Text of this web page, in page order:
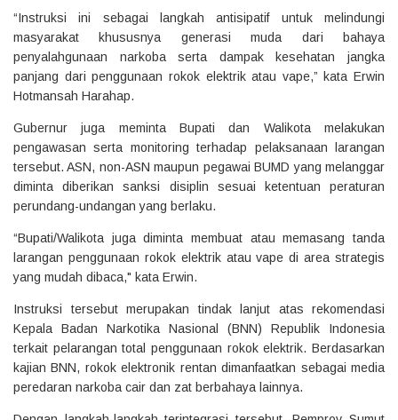
“Instruksi ini sebagai langkah antisipatif untuk melindungi
masyarakat khususnya generasi muda dari bahaya
penyalahgunaan narkoba serta dampak kesehatan jangka
panjang dari penggunaan rokok elektrik atau vape,” kata Erwin
Hotmansah Harahap.
Gubernur juga meminta Bupati dan Walikota melakukan
pengawasan serta monitoring terhadap pelaksanaan larangan
tersebut. ASN, non-ASN maupun pegawai BUMD yang melanggar
diminta diberikan sanksi disiplin sesuai ketentuan peraturan
perundang-undangan yang berlaku.
“Bupati/Walikota juga diminta membuat atau memasang tanda
larangan penggunaan rokok elektrik atau vape di area strategis
yang mudah dibaca," kata Erwin.
Instruksi tersebut merupakan tindak lanjut atas rekomendasi
Kepala Badan Narkotika Nasional (BNN) Republik Indonesia
terkait pelarangan total penggunaan rokok elektrik. Berdasarkan
kajian BNN, rokok elektronik rentan dimanfaatkan sebagai media
peredaran narkoba cair dan zat berbahaya lainnya.